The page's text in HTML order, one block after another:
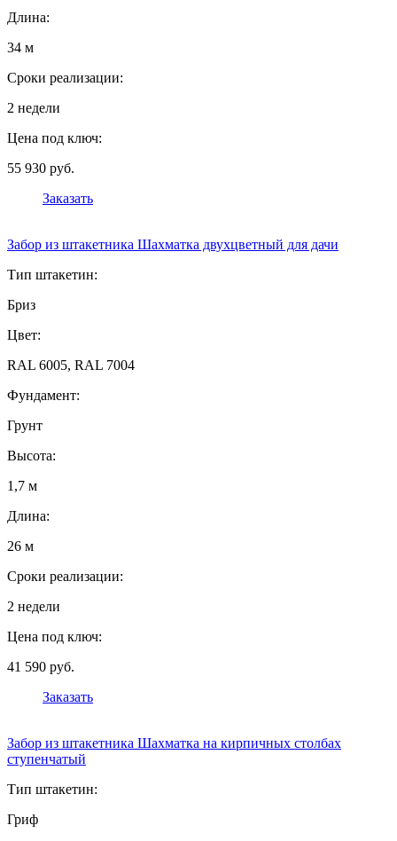
Длина:
34 м
Сроки реализации:
2 недели
Цена под ключ:
55 930 руб.
Заказать
Забор из штакетника Шахматка двухцветный для дачи
Тип штакетин:
Бриз
Цвет:
RAL 6005, RAL 7004
Фундамент:
Грунт
Высота:
1,7 м
Длина:
26 м
Сроки реализации:
2 недели
Цена под ключ:
41 590 руб.
Заказать
Забор из штакетника Шахматка на кирпичных столбах
ступенчатый
Тип штакетин:
Гриф